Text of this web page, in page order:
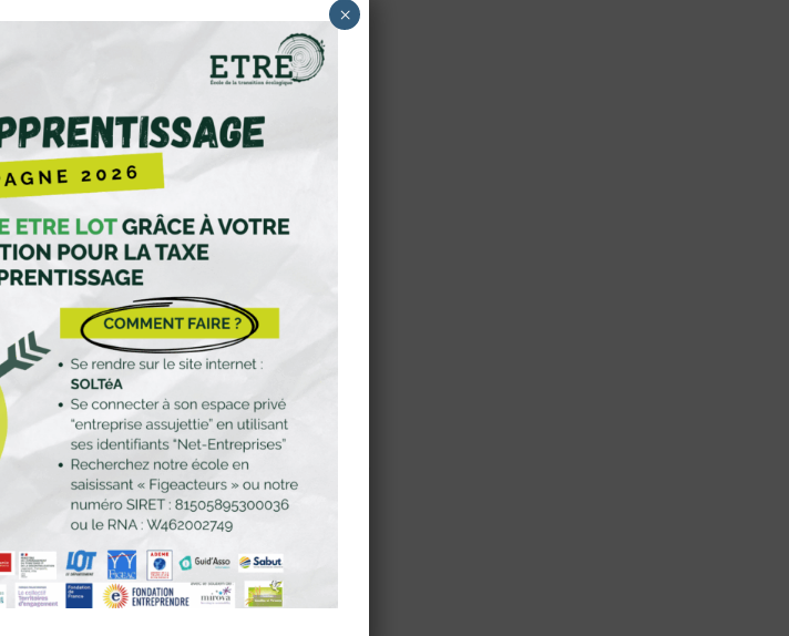
» : un tour chez
de projet ,Actualités,Réseau Figeacteurs
sa boutique, ressentiront certainement ce
Maud. C’est ce qu’elle aime Maud: parler
et ouvre sa boutique de disquaire-
L’endroit lui ressemble. C’est cosy et ça
entre les vinyles, à écouter de la musique
d’évidence dans ce café, mais ce n’est pas
jours de l’ouverture, je ne dors plus très bien. Il
soit prêt. Aujourd’hui, par exemple, je rentre
vinyle pour le référencer et faciliter ma
».
×